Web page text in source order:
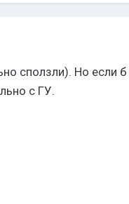
сползли). Но если б
с ГУ.